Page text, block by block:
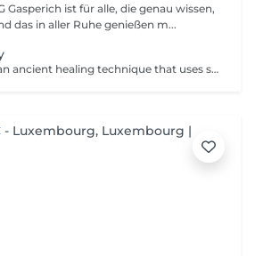
das in aller Ruhe genießen m...
Cupping therapy is an ancient healing technique that uses special cups to create gentle suction on the skin. This suction promotes blood flow, relieves muscle tension, reduces inflammation, and supports deep relaxation. The treatment can help release toxins, improve circulation, and ease chronic pain or stiffness. *Please note that cupping therapy could just be added to a massage service with includes back massage.